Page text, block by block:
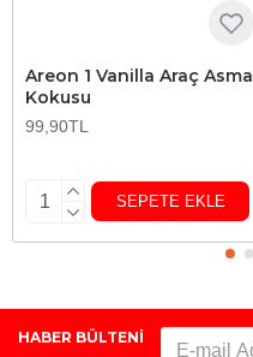
Areon 1 Vanilla Araç Asma
Kokusu
99,90TL
SEPETE EKLE
HABER BÜLTENİ